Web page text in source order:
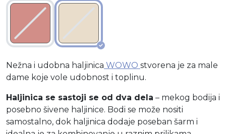
Nežna i udobna haljinica WOWO stvorena je za male
dame koje vole udobnost i toplinu.
Haljinica se sastoji se od dva dela – mekog bodija i
posebno šivene haljinice. Bodi se može nositi
samostalno, dok haljinica dodaje poseban šarm i